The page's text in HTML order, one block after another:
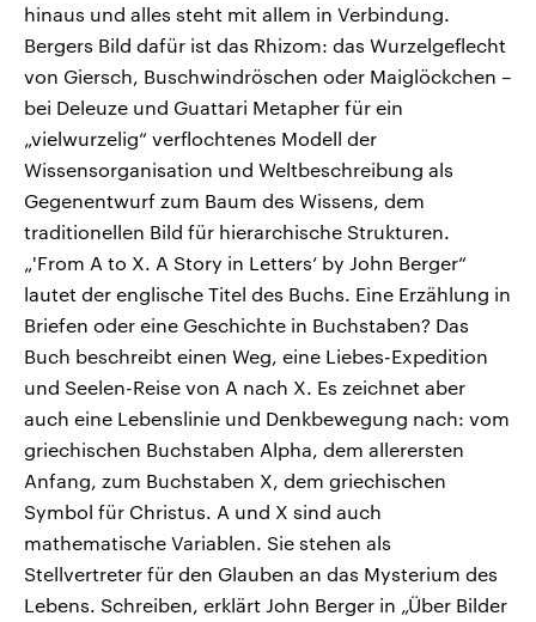
hinaus und alles steht mit allem in Verbindung.
Bergers Bild dafür ist das Rhizom: das Wurzelgeflecht
von Giersch, Buschwindröschen oder Maiglöckchen –
bei Deleuze und Guattari Metapher für ein
„vielwurzelig“ verflochtenes Modell der
Wissensorganisation und Weltbeschreibung als
Gegenentwurf zum Baum des Wissens, dem
traditionellen Bild für hierarchische Strukturen.
„'From A to X. A Story in Letters‘ by John Berger“
lautet der englische Titel des Buchs. Eine Erzählung in
Briefen oder eine Geschichte in Buchstaben? Das
Buch beschreibt einen Weg, eine Liebes-Expedition
und Seelen-Reise von A nach X. Es zeichnet aber
auch eine Lebenslinie und Denkbewegung nach: vom
griechischen Buchstaben Alpha, dem allerersten
Anfang, zum Buchstaben X, dem griechischen
Symbol für Christus. A und X sind auch
mathematische Variablen. Sie stehen als
Stellvertreter für den Glauben an das Mysterium des
Lebens. Schreiben, erklärt John Berger in „Über Bilder